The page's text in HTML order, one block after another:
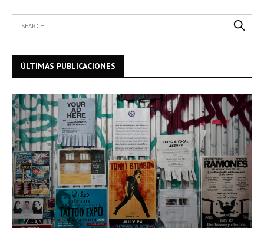
ÚLTIMAS PUBLICACIONES